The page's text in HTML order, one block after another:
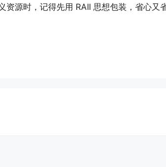
源时，记得先用 RAII 思想包装，省心又省